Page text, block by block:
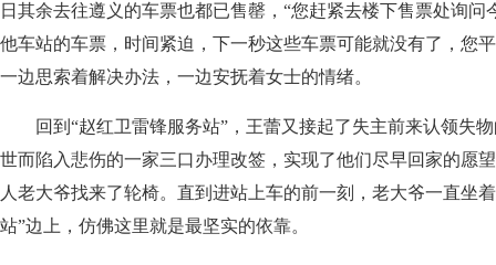
日其余去往遵义的车票也都已售罄，“您赶紧去楼下售票处询
他车站的车票，时间紧迫，下一秒这些车票可能就没有了，您
一边思索着解决办法，一边安抚着女士的情绪。
回到“赵红卫雷锋服务站”，王蕾又接起了失主前来认领失物
世而陷入悲伤的一家三口办理改签，实现了他们尽早回家的愿
人老大爷找来了轮椅。直到进站上车的前一刻，老大爷一直坐
站”边上，仿佛这里就是最坚实的依靠。